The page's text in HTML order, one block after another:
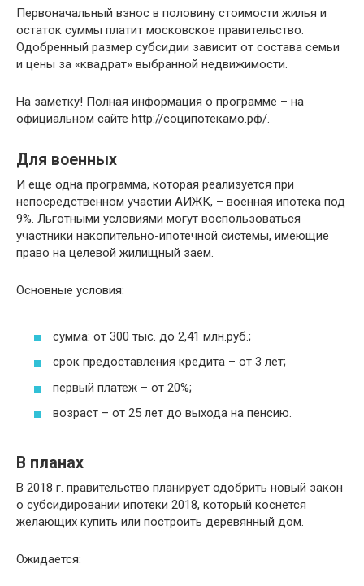
Первоначальный взнос в половину стоимости жилья и
остаток суммы платит московское правительство.
Одобренный размер субсидии зависит от состава семьи
и цены за «квадрат» выбранной недвижимости.
На заметку! Полная информация о программе – на
официальном сайте http://соципотекамо.рф/.
Для военных
И еще одна программа, которая реализуется при
непосредственном участии АИЖК, – военная ипотека под
9%. Льготными условиями могут воспользоваться
участники накопительно-ипотечной системы, имеющие
право на целевой жилищный заем.
Основные условия:
сумма: от 300 тыс. до 2,41 млн.руб.;
срок предоставления кредита – от 3 лет;
первый платеж – от 20%;
возраст – от 25 лет до выхода на пенсию.
В планах
В 2018 г. правительство планирует одобрить новый закон
о субсидировании ипотеки 2018, который коснется
желающих купить или построить деревянный дом.
Ожидается: